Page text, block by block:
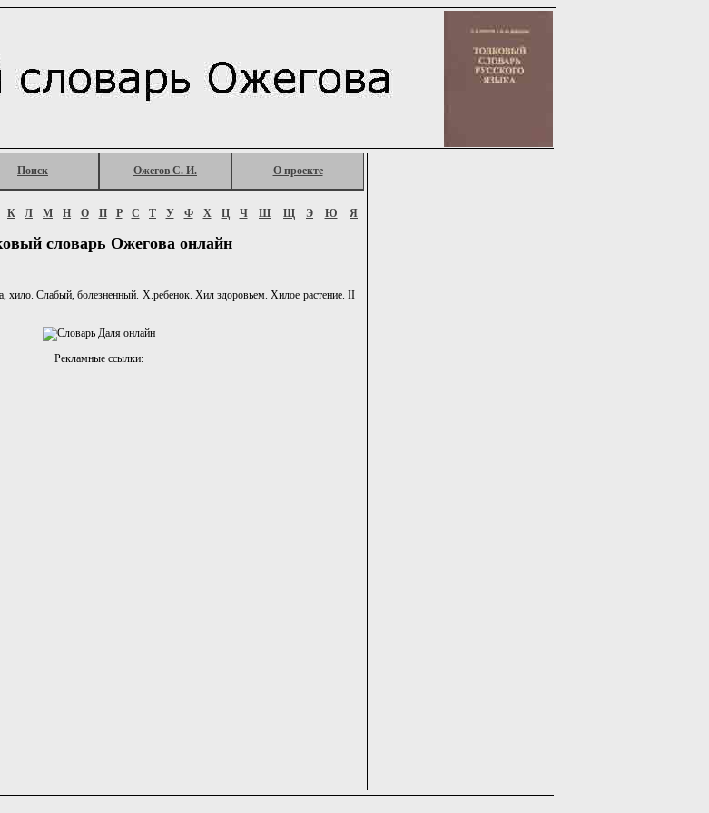
Поиск Ожегов С. И. О проекте
К Л М Н О П Р С Т У Ф Х Ц Ч Ш Щ Э Ю Я
словарь Ожегова онлайн
Слабый, болезненный. X.ребенок. Хил здоровьем. Хилое растение. II
Рекламные ссылки: